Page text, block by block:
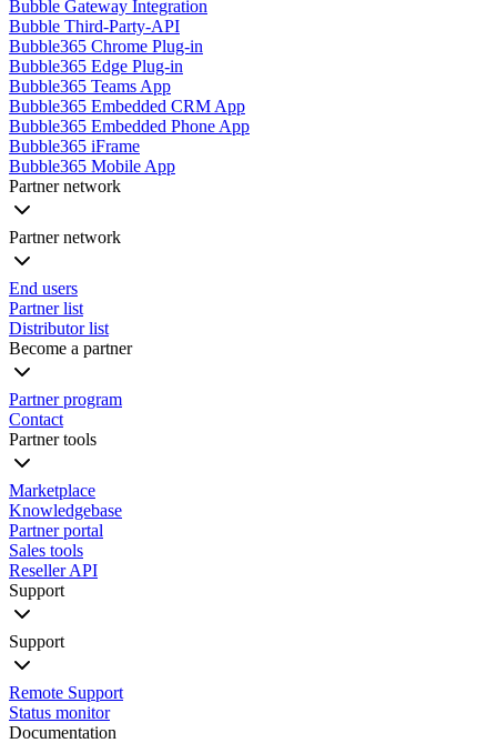
Bubble Gateway Integration
Bubble Third-Party-API
Bubble365 Chrome Plug-in
Bubble365 Edge Plug-in
Bubble365 Teams App
Bubble365 Embedded CRM App
Bubble365 Embedded Phone App
Bubble365 iFrame
Bubble365 Mobile App
Partner network
Partner network
End users
Partner list
Distributor list
Become a partner
Partner program
Contact
Partner tools
Marketplace
Knowledgebase
Partner portal
Sales tools
Reseller API
Support
Support
Remote Support
Status monitor
Documentation